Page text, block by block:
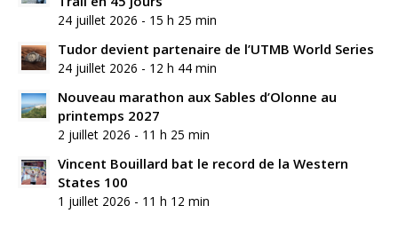
24 juillet 2026 - 15 h 25 min
Tudor devient partenaire de l’UTMB World Series
24 juillet 2026 - 12 h 44 min
Nouveau marathon aux Sables d’Olonne au
printemps 2027
2 juillet 2026 - 11 h 25 min
Vincent Bouillard bat le record de la Western
States 100
1 juillet 2026 - 11 h 12 min